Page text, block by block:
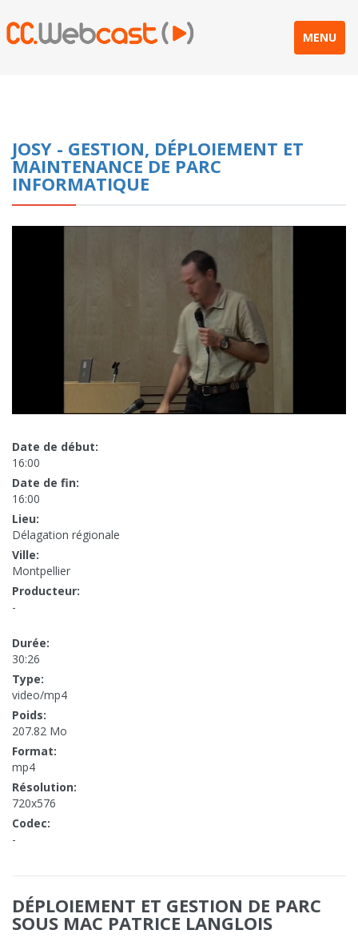
MENU
JOSY - GESTION, DÉPLOIEMENT ET
MAINTENANCE DE PARC
INFORMATIQUE
Date de début:
16:00
Date de fin:
16:00
Lieu:
Délagation régionale
Ville:
Montpellier
Producteur:
-
Durée:
30:26
Type:
video/mp4
Poids:
207.82 Mo
Format:
mp4
Résolution:
720x576
Codec:
-
DÉPLOIEMENT ET GESTION DE PARC
SOUS MAC PATRICE LANGLOIS